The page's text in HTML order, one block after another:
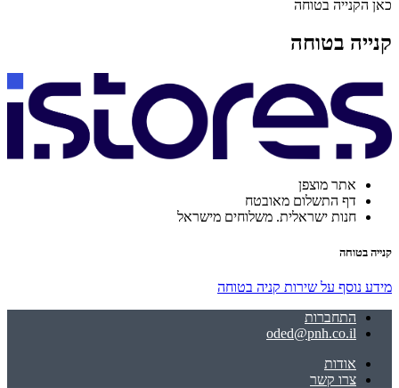
כאן הקנייה בטוחה
קנייה בטוחה
אתר מוצפן
דף התשלום מאובטח
חנות ישראלית. משלוחים מישראל
קנייה בטוחה
מידע נוסף על שירות קניה בטוחה
התחברות
oded@pnh.co.il
אודות
צרו קשר